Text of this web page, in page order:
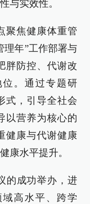
与实效性。
聚焦健康体重管
理年”工作部署与
胖防控、代谢改
。通过专题研
式，引导全社会
以营养为核心的
健康与代谢健康
康水平提升。
的成功举办，进
高水平、跨学